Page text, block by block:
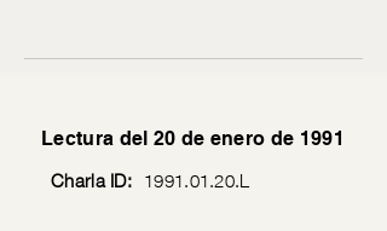
Lectura del 20 de enero de 1991
Charla ID: 1991.01.20.L